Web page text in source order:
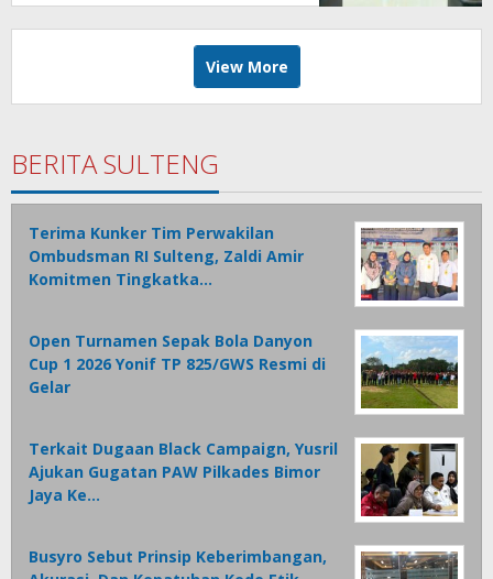
View More
BERITA SULTENG
Terima Kunker Tim Perwakilan
Ombudsman RI Sulteng, Zaldi Amir
Komitmen Tingkatka…
Open Turnamen Sepak Bola Danyon
Cup 1 2026 Yonif TP 825/GWS Resmi di
Gelar
Terkait Dugaan Black Campaign, Yusril
Ajukan Gugatan PAW Pilkades Bimor
Jaya Ke…
Busyro Sebut Prinsip Keberimbangan,